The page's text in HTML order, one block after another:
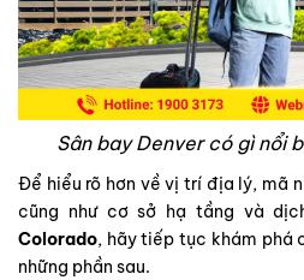
Sân bay Denver có gì nổi
Để hiểu rõ hơn về vị trí địa lý, mã
cũng như cơ sở hạ tầng và
Colorado, hãy tiếp tục khám
những phần sau.